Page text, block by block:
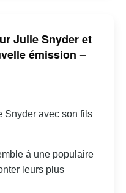
Julie Snyder et
émission –
Snyder avec son fils
à une populaire
leurs plus